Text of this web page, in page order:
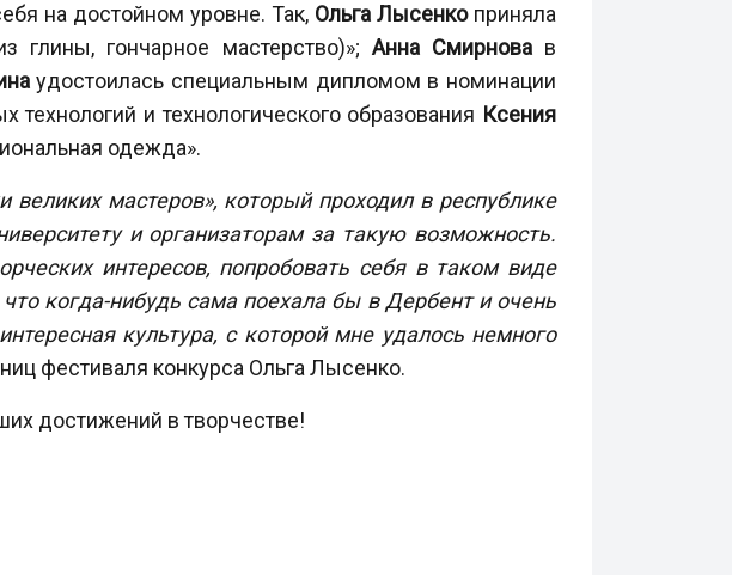
на достойном уровне. Так, Ольга Лысенкоприняла
глины, гончарное мастерство)»; Анна Смирновав
удостоилась специальным дипломом в номинации
и технологического образования Ксения
одежда».
мастеров», который проходил в республике
и организаторам за такую возможность.
интересов, попробовать себя в таком виде
когда-нибудь сама поехала бы в Дербент и очень
культура, с которой мне удалось немного
фестиваля конкурса Ольга Лысенко.
достижений в творчестве!